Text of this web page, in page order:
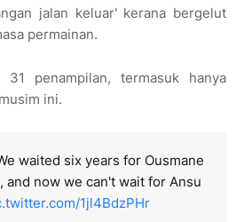
jalan keluar' kerana bergelut
permainan.
31 penampilan, termasuk hanya
ini.
waited six years for Ousmane
and now we can't wait for Ansu
1jl4BdzPHr